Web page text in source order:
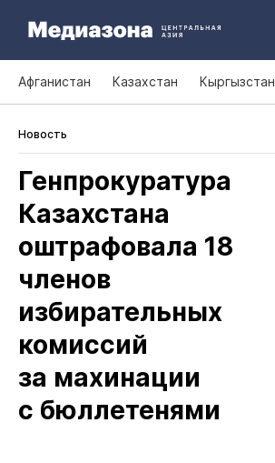
Афганистан Казахстан Кыргызстан
Новость
Генпрокуратура
Казахстана
оштрафовала 18
членов
избирательных
комиссий
за махинации
с бюллетенями